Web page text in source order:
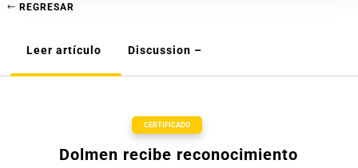
REGRESAR
Leer artículo Discussion –
CERTIFICADO
Dolmen recibe reconocimiento